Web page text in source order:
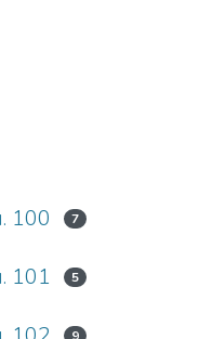
100 7
101 5